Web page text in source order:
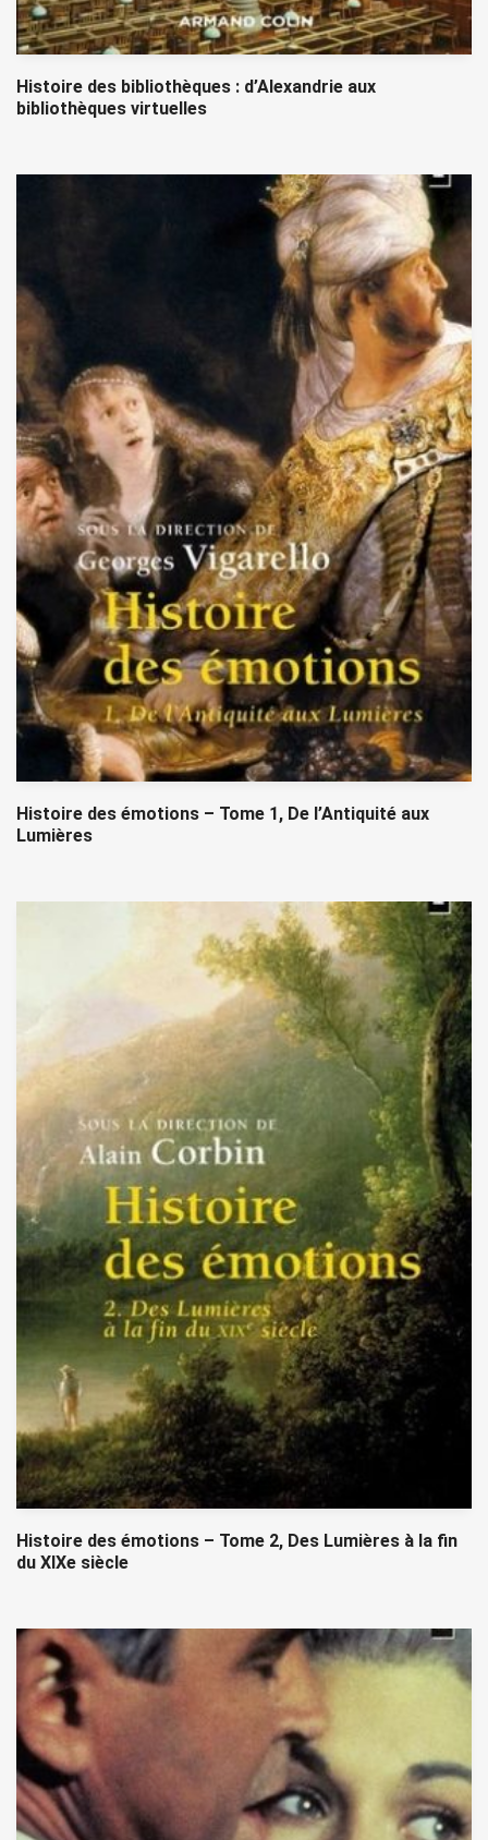
Histoire des bibliothèques : d’Alexandrie aux
bibliothèques virtuelles
Histoire des émotions – Tome 1, De l’Antiquité aux
Lumières
Histoire des émotions – Tome 2, Des Lumières à la fin
du XIXe siècle